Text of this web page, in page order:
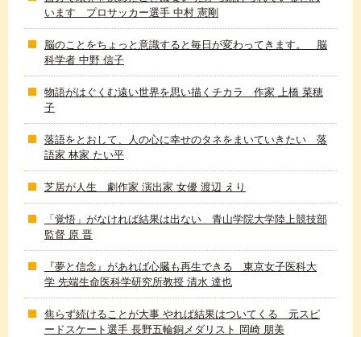
います プロサッカー選手 中村 憲剛
脳のことをちょっと意識すると毎日が変わってきます。 脳
科学者 中野 信子
物語がはぐくむ遠い世界を思い描くチカラ 作家 上橋 菜穂
子
落語をとおして、人の心に幸せのタネをまいていきたい 落
語家 林家 たい平
芝居が人生 劇作家 演出家 女優 渡辺 えり
「覚悟」がなければ結果は出ない 青山学院大学陸上競技部
監督 原 晋
『夢と信念』があれば心臓も再生できる 東京女子医科大
学 先端生命医科学研究所教授 清水 達也
焦らず続けることが大事 やれば結果はついてくる 元スピ
ードスケート選手 長野五輪銅メダリスト 岡崎 朋美